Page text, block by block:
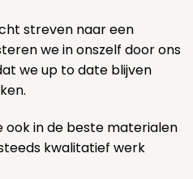
streven naar een
we in onszelf door ons
we up to date blijven
ook in de beste materialen
kwalitatief werk